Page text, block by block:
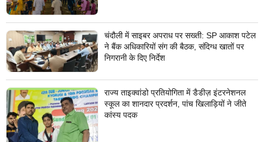
चंदौली में साइबर अपराध पर सख्ती: SP आकाश पटेल
ने बैंक अधिकारियों संग की बैठक, संदिग्ध खातों पर
निगरानी के दिए निर्देश
राज्य ताइक्वांडो प्रतियोगिता में डैडीज़ इंटरनेशनल
स्कूल का शानदार प्रदर्शन, पांच खिलाड़ियों ने जीते
कांस्य पदक